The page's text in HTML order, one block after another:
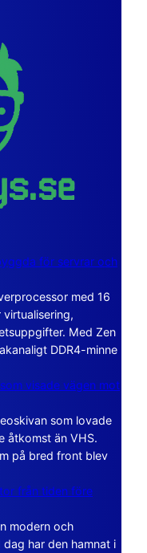
för servrar och
med 16
Med Zen
DDR4-minne
visade vägen mot
som lovade
åtkomst än VHS.
på bred front blev
från tiden före
modern och
har den hamnat i